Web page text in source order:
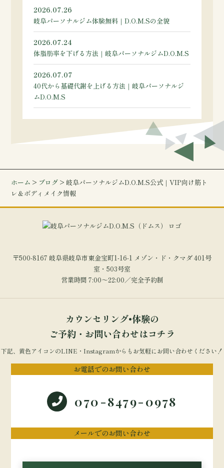
2026.07.26
岐阜パーソナルジム体験無料｜D.O.M.Sの全貌
2026.07.24
体脂肪率を下げる方法｜岐阜パーソナルジムD.O.M.S
2026.07.07
40代から基礎代謝を上げる方法｜岐阜パーソナルジ
ムD.O.M.S
ホーム > ブログ > 岐阜パーソナルジムD.O.M.S公式｜VIP向け筋ト
レ＆ボディメイク情報
〒500-8167 岐阜県岐阜市東金宝町1-16-1 メゾン・ド・クマダ 401号
室・503号室
営業時間 7:00～22:00／完全予約制
カウンセリング•体験の
ご予約・お問い合わせはコチラ
下記、黄色アイコンのLINE・Instagramからもお気軽にお問い合わせください！
お電話でのお問い合わせ
070-8479-0978
メールでのお問い合わせ